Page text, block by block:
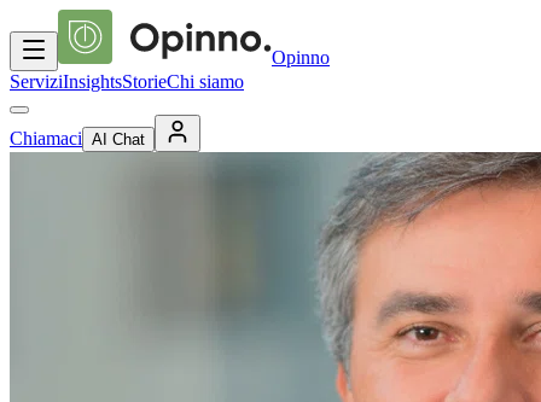
Opinno
ServiziInsightsStorieChi siamo
Chiamaci AI Chat